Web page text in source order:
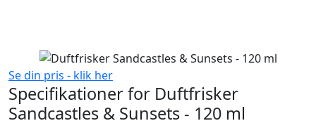
Se din pris - klik her
Specifikationer for Duftfrisker
Sandcastles & Sunsets - 120 ml